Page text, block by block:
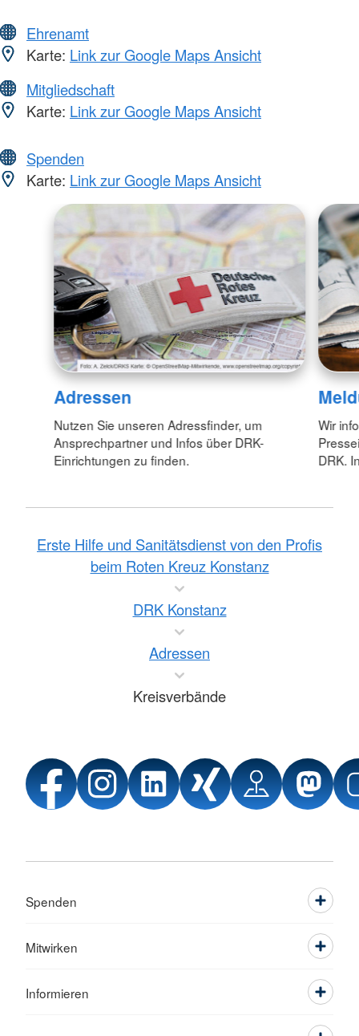
Ehrenamt
Karte: Link zur Google Maps Ansicht
Mitgliedschaft
Karte: Link zur Google Maps Ansicht
Spenden
Karte: Link zur Google Maps Ansicht
Adressen
Nutzen Sie unseren Adressfinder, um
Ansprechpartner und Infos über DRK-
Einrichtungen zu finden.
Wir
DRK.
Erste Hilfe und Sanitätsdienst von den Profis
beim Roten Kreuz Konstanz
DRK Konstanz
Adressen
Kreisverbände
Spenden
Mitwirken
Informieren